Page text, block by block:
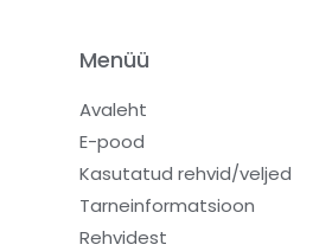
Menüü
Avaleht
E-pood
Kasutatud rehvid/veljed
Tarneinformatsioon
Rehvidest